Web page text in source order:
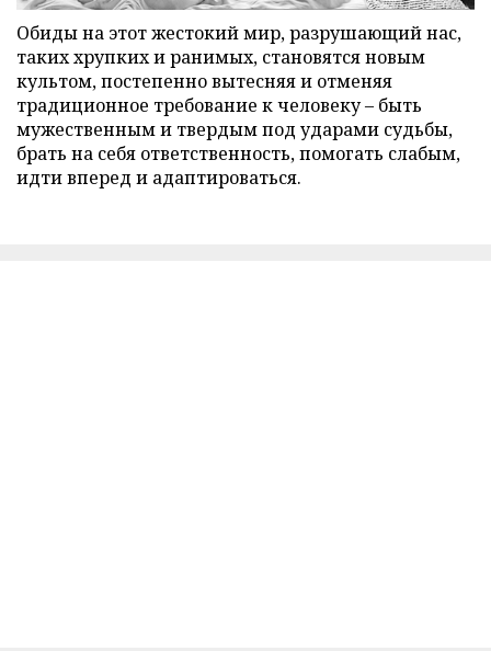
Обиды на этот жестокий мир, разрушающий нас,
таких хрупких и ранимых, становятся новым
культом, постепенно вытесняя и отменяя
традиционное требование к человеку – быть
мужественным и твердым под ударами судьбы,
брать на себя ответственность, помогать слабым,
идти вперед и адаптироваться.